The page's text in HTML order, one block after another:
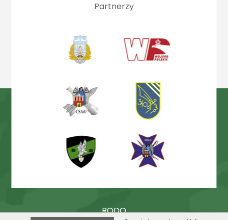
Partnerzy
RODO